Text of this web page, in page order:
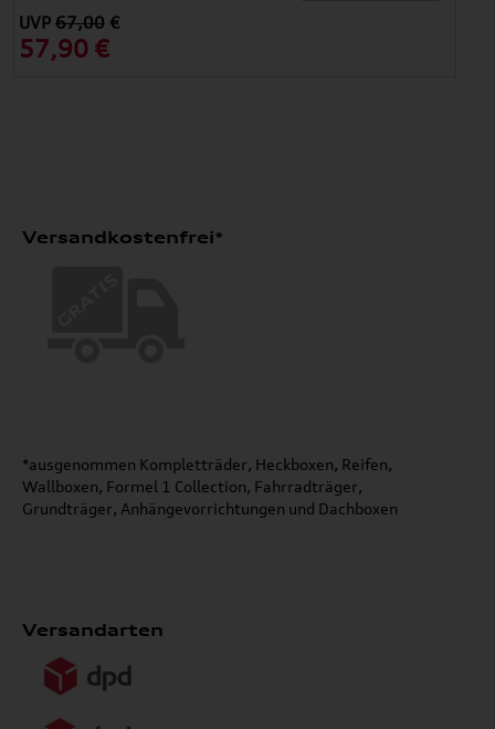
UVP 67,00€
57,90 €
Versandkostenfrei*
*ausgenommen Kompletträder, Heckboxen, Reifen,
Wallboxen, Formel 1 Collection, Fahrradträger,
Grundträger, Anhängevorrichtungen und Dachboxen
Versandarten